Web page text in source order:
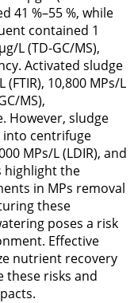
41 %–55 %, while
contained 1
L (TD-GC/MS),
Activated sludge
10,800 MPs/L
MS),
However, sludge
into centrifuge
MPs/L (LDIR), and
highlight the
in MPs removal
these
poses a risk
Effective
nutrient recovery
these risks and